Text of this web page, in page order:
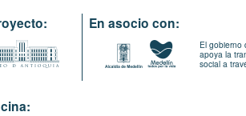
En asocio con:
El gobierno
apoya la
social a